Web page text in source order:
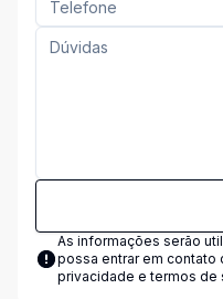
As informações serão
possa entrar em contato
privacidade e termos de